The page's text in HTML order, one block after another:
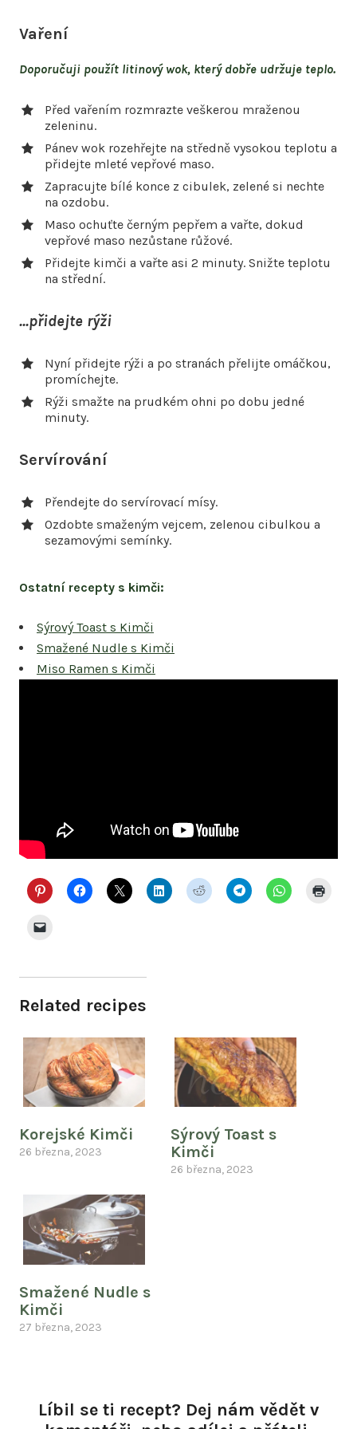
Vaření
Doporučuji použít litinový wok, který dobře udržuje teplo.
Před vařením rozmrazte veškerou mraženou
zeleninu.
Pánev wok rozehřejte na středně vysokou teplotu a
přidejte mleté vepřové maso.
Zapracujte bílé konce z cibulek, zelené si nechte
na ozdobu.
Maso ochuťte černým pepřem a vařte, dokud
vepřové maso nezůstane růžové.
Přidejte kimči a vařte asi 2 minuty. Snižte teplotu
na střední.
...přidejte rýži
Nyní přidejte rýži a po stranách přelijte omáčkou,
promíchejte.
Rýži smažte na prudkém ohni po dobu jedné
minuty.
Servírování
Přendejte do servírovací mísy.
Ozdobte smaženým vejcem, zelenou cibulkou a
sezamovými semínky.
Ostatní recepty s kimči:
Sýrový Toast s Kimči
Smažené Nudle s Kimči
Miso Ramen s Kimči
Related recipes
Korejské Kimči
26 března, 2023
Sýrový Toast s
Kimči
26 března, 2023
Smažené Nudle s
Kimči
27 března, 2023
Líbil se ti recept? Dej nám vědět v